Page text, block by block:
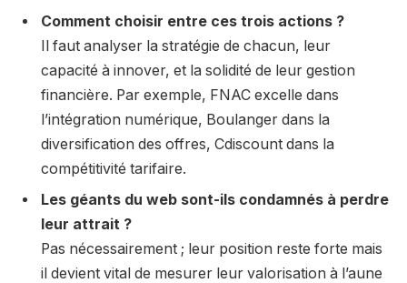
Comment choisir entre ces trois actions ?
Il faut analyser la stratégie de chacun, leur
capacité à innover, et la solidité de leur gestion
financière. Par exemple, FNAC excelle dans
l’intégration numérique, Boulanger dans la
diversification des offres, Cdiscount dans la
compétitivité tarifaire.
Les géants du web sont-ils condamnés à perdre
leur attrait ?
Pas nécessairement ; leur position reste forte mais
il devient vital de mesurer leur valorisation à l’aune